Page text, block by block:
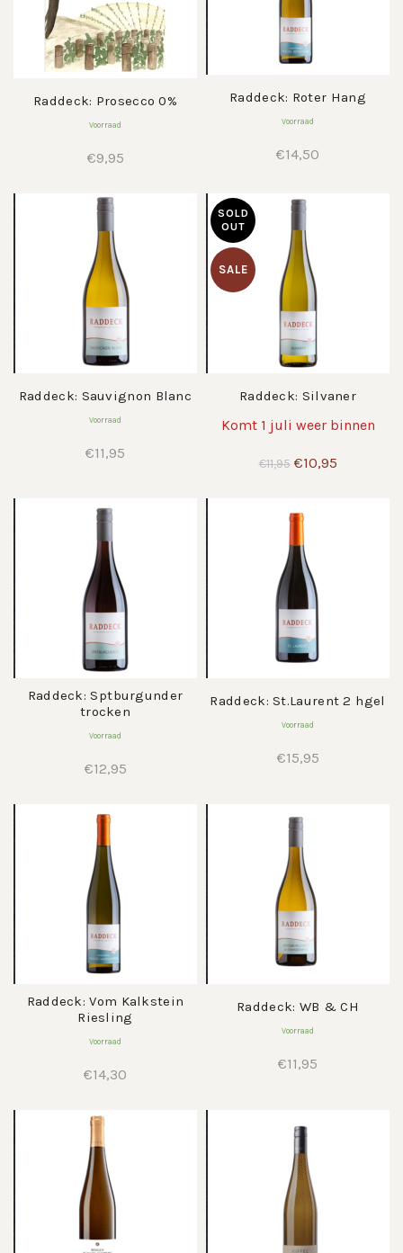
Raddeck: Prosecco 0%
Voorraad
€9,95
Raddeck: Roter Hang
Voorraad
€14,50
Raddeck: Sauvignon Blanc
Voorraad
€11,95
SALE
SOLD
OUT
Raddeck: Silvaner
Komt 1 juli weer binnen
€11,95 Oorspronkelijke
€11,95.
€10,95Huidige
Raddeck: Sptburgunder
trocken
Voorraad
€12,95
Raddeck: St.Laurent 2 hgel
Voorraad
€15,95
Raddeck: Vom Kalkstein
Riesling
Voorraad
€14,30
Raddeck: WB & CH
Voorraad
€11,95